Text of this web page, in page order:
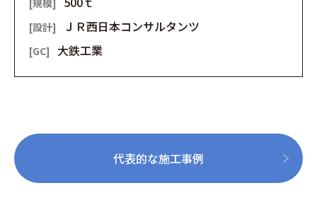
ＪＲ西日本コンサルタンツ
大鉄工業
代表的な施工事例